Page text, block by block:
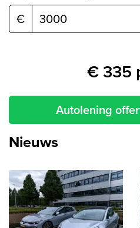
€
€335
Autolening
Nieuws